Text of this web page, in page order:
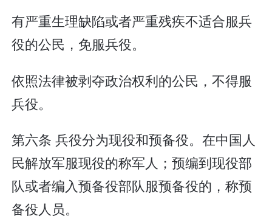
有严重生理缺陷或者严重残疾不适合服兵
役的公民，免服兵役。
依照法律被剥夺政治权利的公民，不得服
兵役。
第六条 兵役分为现役和预备役。在中国人
民解放军服现役的称军人；预编到现役部
队或者编入预备役部队服预备役的，称预
备役人员。